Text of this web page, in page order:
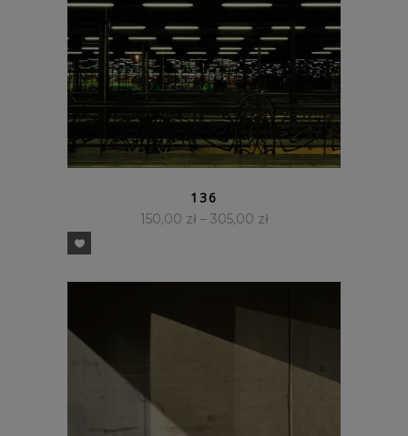
136
150,00 zł – 305,00 zł